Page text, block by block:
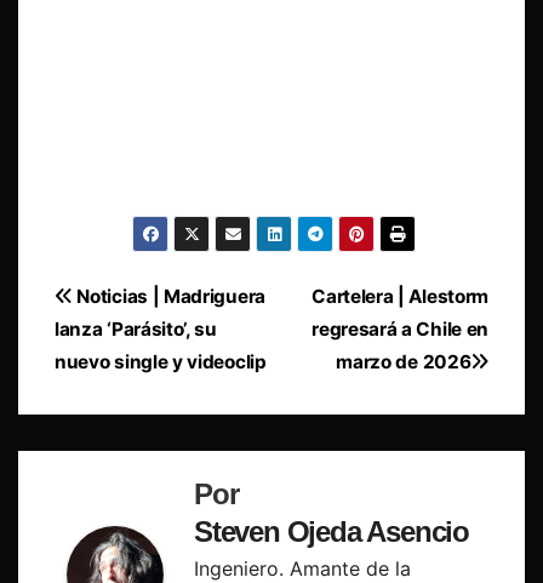
Navegación
de
Cartelera | Alestorm
regresará a Chile en
marzo de 2026
Noticias | Madriguera
lanza ‘Parásito’, su
nuevo single y videoclip
Por
Steven Ojeda Asencio
Ingeniero. Amante de la